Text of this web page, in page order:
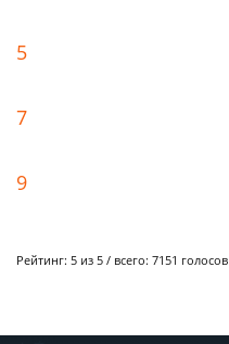
5
7
9
Рейтинг: 5 из 5 / всего: 7151 голосов